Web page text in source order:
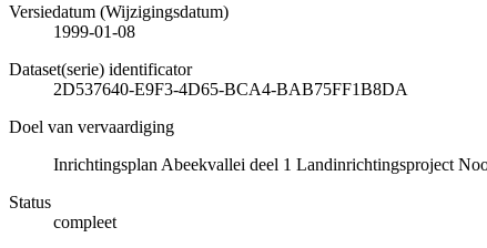
Versiedatum (Wijzigingsdatum)
1999-01-08
Dataset(serie) identificator
2D537640-E9F3-4D65-BCA4-BAB75FF1B8DA
Doel van vervaardiging
Inrichtingsplan Abeekvallei deel 1 Landinrichtingsproject
Status
compleet